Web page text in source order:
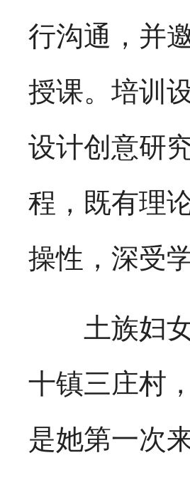
行沟通，并
授课。培训
设计创意研
程，既有理
操性，深受
土族妇女
十镇三庄村
是她第一次